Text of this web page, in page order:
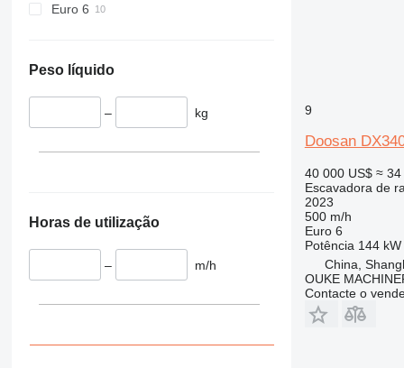
Euro 6
Peso líquido
– kg
Horas de utilização
– m/h
9
Doosan
40 000 US$ ≈ 34
Escavadora de
2023
500 m/h
Euro 6
Potência 144
China,
OUKE
Contacte o